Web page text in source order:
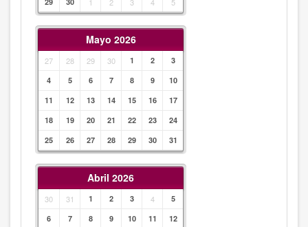
1 2 3 4 5
Mayo 2026
27 28 29 30 1 2
3
4
5 6 7 8 9
10
11
12 13 14 15 16
17
18
19 20 21 22 23
24
25
26 27 28 29 30 31
Abril 2026
30 31 1 2 3 4
5
6
7 8 9 10 11
12